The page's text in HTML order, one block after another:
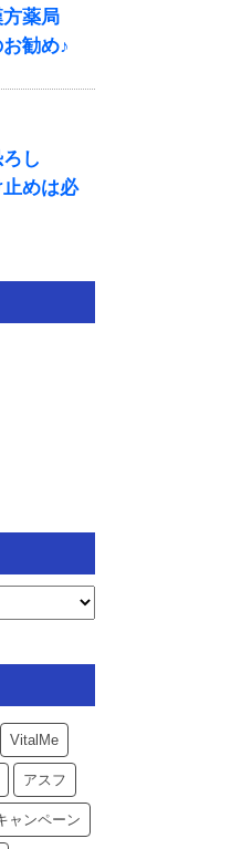
薬局
お勧め♪
し
めは必
VitalMe
アスフ
ャンペーン